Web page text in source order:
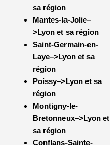
sa région
Mantes-la-Jolie–
>Lyon et sa région
Saint-Germain-en-
Laye–>Lyon et sa
région
Poissy–>Lyon et sa
région
Montigny-le-
Bretonneux–>Lyon et
sa région
Conflans-Sainte-